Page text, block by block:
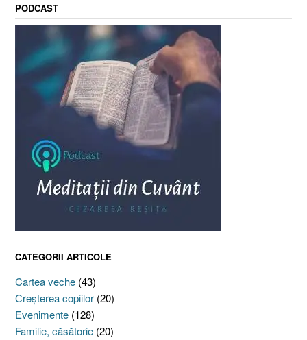
PODCAST
CATEGORII ARTICOLE
Cartea veche (43)
Creşterea copiilor (20)
Evenimente (128)
Familie, căsătorie (20)